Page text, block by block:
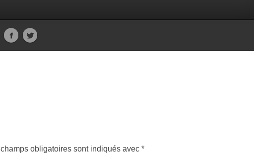
champs obligatoires sont indiqués avec *